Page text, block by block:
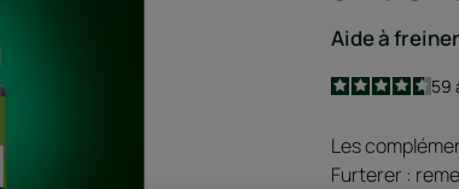
Aide à
4.6
/
5
59
Les
Furterer :